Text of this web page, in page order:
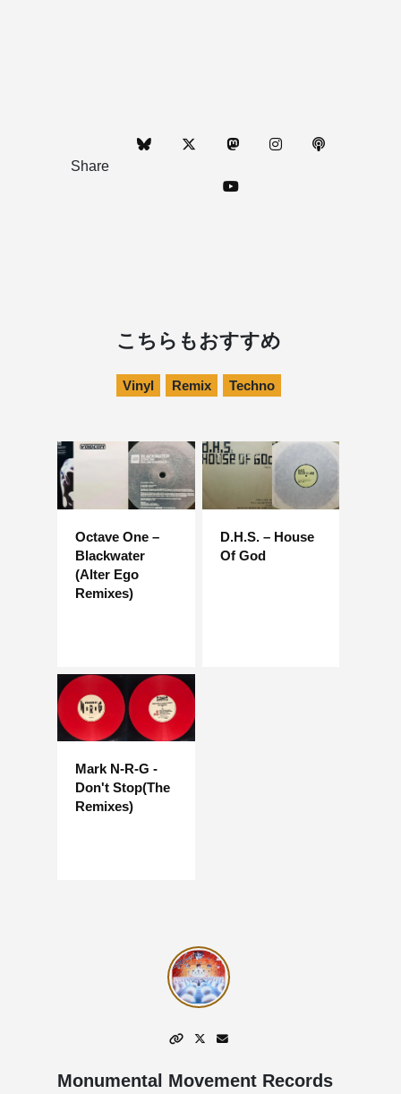
Share
こちらもおすすめ
Vinyl Remix Techno
Octave One –
Blackwater
(Alter Ego
Remixes)
D.H.S. – House
Of God
Mark N-R-G -
Don't Stop(The
Remixes)
Monumental Movement Records